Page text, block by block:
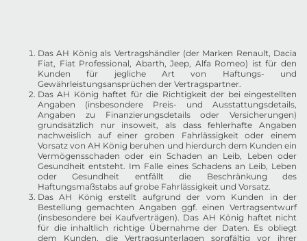
Das AH König als Vertragshändler (der Marken Renault, Dacia
Fiat, Fiat Professional, Abarth, Jeep, Alfa Romeo) ist für den
Kunden für jegliche Art von Haftungs- und
Gewährleistungsansprüchen der Vertragspartner.
Das AH König haftet für die Richtigkeit der bei eingestellten
Angaben (insbesondere Preis- und Ausstattungsdetails,
Angaben zu Finanzierungsdetails oder Versicherungen)
grundsätzlich nur insoweit, als dass fehlerhafte Angaben
nachweislich auf einer groben Fahrlässigkeit oder einem
Vorsatz von AH König beruhen und hierdurch dem Kunden ein
Vermögensschaden oder ein Schaden an Leib, Leben oder
Gesundheit entsteht. Im Falle eines Schadens an Leib, Leben
oder Gesundheit entfällt die Beschränkung des
Haftungsmaßstabs auf grobe Fahrlässigkeit und Vorsatz.
Das AH König erstellt aufgrund der vom Kunden in der
Bestellung gemachten Angaben ggf. einen Vertragsentwurf
(insbesondere bei Kaufverträgen). Das AH König haftet nicht
für die inhaltlich richtige Übernahme der Daten. Es obliegt
dem Kunden, die Vertragsunterlagen sorgfältig vor ihrer